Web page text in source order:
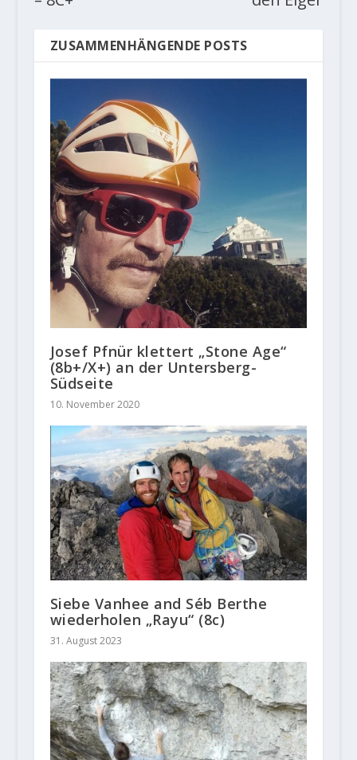
ZUSAMMENHÄNGENDE POSTS
Josef Pfnür klettert „Stone Age“
(8b+/X+) an der Untersberg-
Südseite
10. November 2020
Siebe Vanhee and Séb Berthe
wiederholen „Rayu“ (8c)
31. August 2023